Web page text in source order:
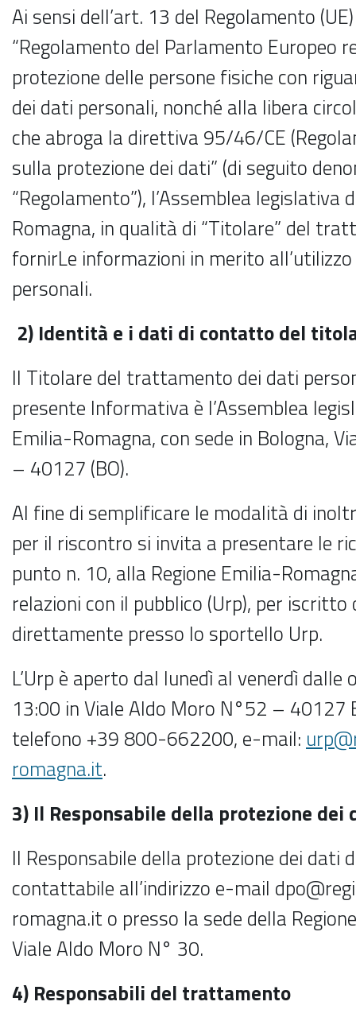
Ai sensi dell’art. 13 del Regolamento
“Regolamento del Parlamento Europeo
protezione delle persone fisiche con
dei dati personali, nonché alla libera
che abroga la direttiva 95/46/CE
sulla protezione dei dati” (di seguito
“Regolamento”), l’Assemblea legislativa
Romagna, in qualità di “Titolare” del
fornirLe informazioni in merito
personali.
2) Identità e i dati di contatto del
Il Titolare del trattamento dei dati
presente Informativa è l’Assemblea
Emilia-Romagna, con sede in Bologna,
– 40127 (BO).
Al fine di semplificare le modalità di
per il riscontro si invita a presentare le
punto n. 10, alla Regione Emilia-
relazioni con il pubblico (Urp), per iscritto
direttamente presso lo sportello Urp.
L’Urp è aperto dal lunedì al venerdì dalle
13:00 in Viale Aldo Moro N°52 – 40127
telefono +39 800-662200, e-mail:
romagna.it.
3) Il Responsabile della protezione dei
Il Responsabile della protezione dei dati
contattabile all’indirizzo e-mail
romagna.it o presso la sede della
Viale Aldo Moro N° 30.
4) Responsabili del trattamento